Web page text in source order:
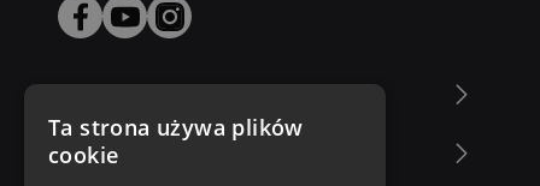
Zakupy u nas
Ta strona używa plików
cookie